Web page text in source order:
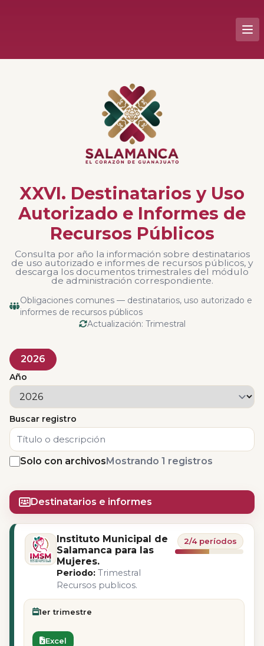
XXVI. Destinatarios y Uso
Autorizado e Informes de
Recursos Públicos
Consulta por año la información sobre destinatarios
de uso autorizado e informes de recursos públicos, y
descarga los documentos trimestrales del módulo
de administración correspondiente.
Obligaciones comunes — destinatarios, uso autorizado e
informes de recursos públicos
Actualización: Trimestral
2026
Año
Buscar registro
Solo con archivosMostrando 1 registros
Destinatarios e informes
Instituto Municipal de
Salamanca para las
Mujeres.
Periodo: Trimestral
Recursos publicos.
2/4 períodos
1er trimestre
Excel